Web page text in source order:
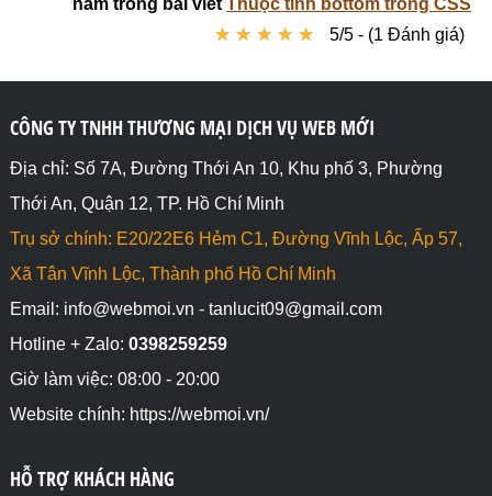
nằm trong bài viết Thuộc tính bottom trong CSS
★ ★ ★ ★ ★
★ ★ ★ ★ ★ 5/5 - (1 Đánh giá)
CÔNG TY TNHH THƯƠNG MẠI DỊCH VỤ WEB MỚI
Địa chỉ: Số 7A, Đường Thới An 10, Khu phố 3, Phường
Thới An, Quận 12, TP. Hồ Chí Minh
Trụ sở chính: E20/22E6 Hẻm C1, Đường Vĩnh Lộc, Ấp 57,
Xã Tân Vĩnh Lộc, Thành phố Hồ Chí Minh
Email: info@webmoi.vn - tanlucit09@gmail.com
Hotline + Zalo: 0398259259
Giờ làm việc: 08:00 - 20:00
Website chính: https://webmoi.vn/
HỖ TRỢ KHÁCH HÀNG